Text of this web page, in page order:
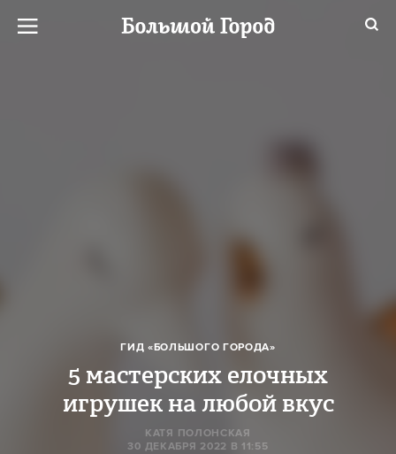
ГИД «БОЛЬШОГО ГОРОДА»
5 мастерских елочных
игрушек на любой вкус
КАТЯ ПОЛОНСКАЯ
30 ДЕКАБРЯ 2022 В 11:55